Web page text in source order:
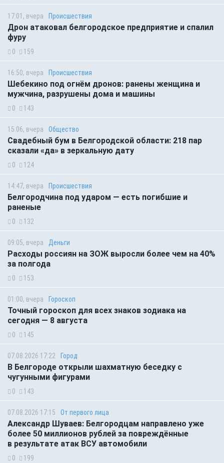
17:01, вчера Происшествия
Дрон атаковал белгородское предприятие и спалил
фуру
0 159
16:50, вчера Происшествия
Шебекино под огнём дронов: ранены женщина и
мужчина, разрушены дома и машины
0 143
15:06, вчера Общество
Свадебный бум в Белгородской области: 218 пар
сказали «да» в зеркальную дату
0 124
14:47, вчера Происшествия
Белгородчина под ударом — есть погибшие и
раненые
0 132
09:05, вчера Деньги
Расходы россиян на ЗОЖ выросли более чем на 40%
за полгода
0 153
01:00, вчера Гороскоп
Точный гороскоп для всех знаков зодиака на
сегодня — 8 августа
0 145
07.08.2026 17:22 Город
В Белгороде открыли шахматную беседку с
чугунными фигурами
0 143
07.08.2026 17:15 От первого лица
Александр Шуваев: Белгородцам направлено уже
более 50 миллионов рублей за повреждённые
в результате атак ВСУ автомобили
0 199